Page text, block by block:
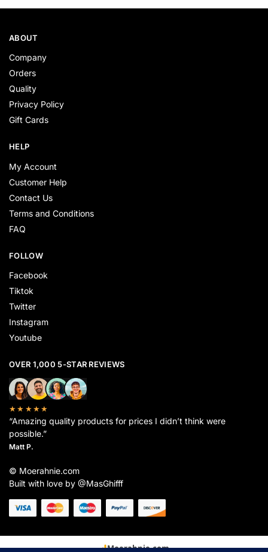
ABOUT
Company
Orders
Quality
Privacy Policy
Gift Cards
HELP
My Account
Customer Help
Contact Us
Terms and Conditions
FAQ
FOLLOW
Facebook
Tiktok
Twitter
Instagram
Youtube
OVER 1,000 5-STAR REVIEWS
★★★★★
“Amazing quality products for prices I didn’t think were
possible.”
Matt P.
© Moerahnie.com
Built with love by @MasGhifff
Moerahnie.com